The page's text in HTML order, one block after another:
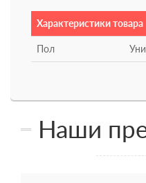
Характеристики товара
Пол
Наши